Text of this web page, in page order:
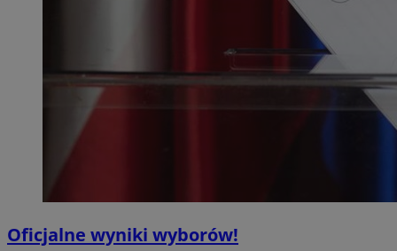
Oficjalne wyniki wyborów!